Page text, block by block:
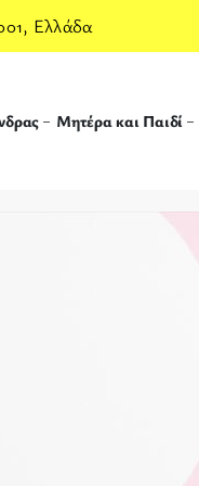
Ελλάδα
Μητέρα και Παιδί